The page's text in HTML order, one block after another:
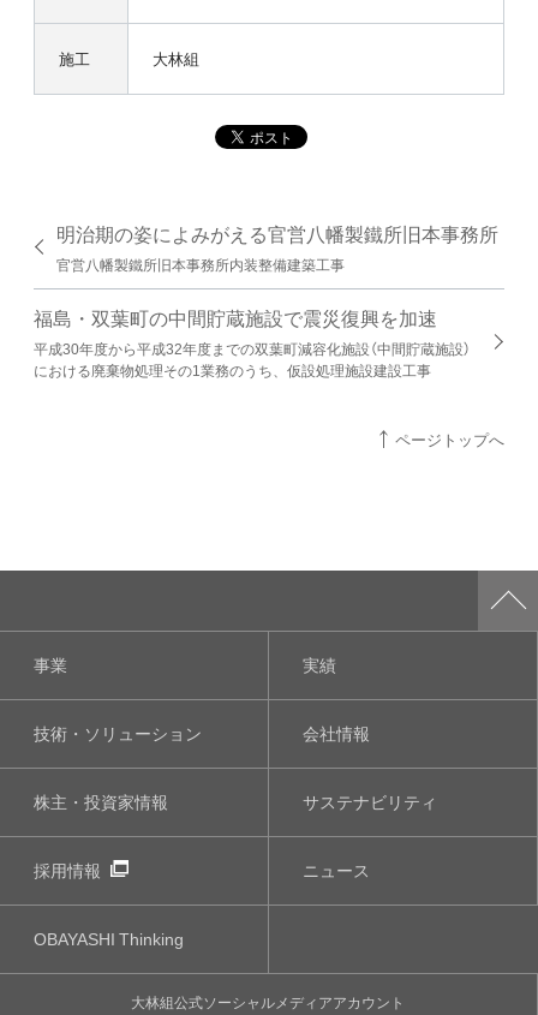
施工 大林組
明治期の姿によみがえる官営八幡製鐵所旧本事務所
官営八幡製鐵所旧本事務所内装整備建築工事
福島・双葉町の中間貯蔵施設で震災復興を加速
平成30年度から平成32年度までの双葉町減容化施設（中間貯蔵施設）
における廃棄物処理その1業務のうち、仮設処理施設建設工事
ページトップへ
事業 実績
技術・ソリューション 会社情報
株主・投資家情報 サステナビリティ
採用情報 ニュース
OBAYASHIThinking
大林組公式ソーシャルメディアアカウント